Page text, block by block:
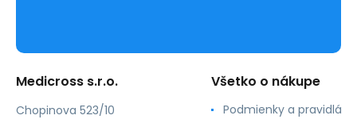
Medicross s.r.o.
Chopinova 523/10
Všetko o nákupe
Podmienky a pravidlá